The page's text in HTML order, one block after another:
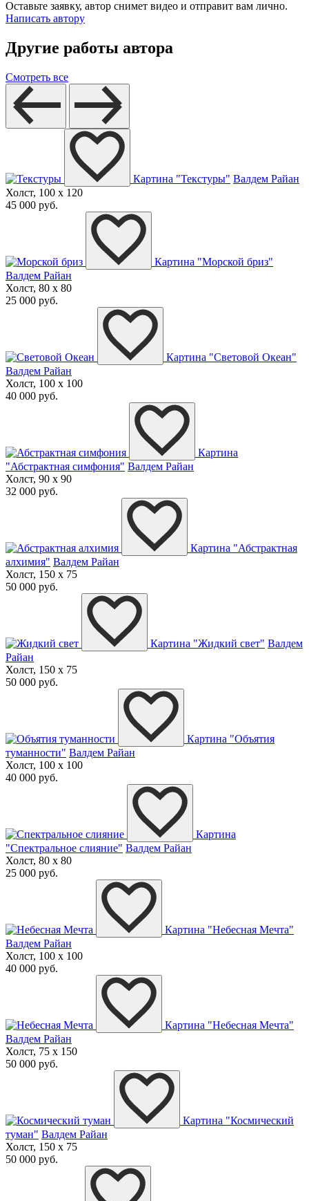
Оставьте заявку, автор снимет видео и отправит вам лично.
Написать автору
Другие работы автора
Смотреть все
Картина "Текстуры" Валдем Райан
Холст, 100 x 120
45 000 руб.
Картина "Морской бриз"
Валдем Райан
Холст, 80 x 80
25 000 руб.
Картина "Световой Океан"
Валдем Райан
Холст, 100 x 100
40 000 руб.
Картина
"Абстрактная симфония" Валдем Райан
Холст, 90 x 90
32 000 руб.
Картина "Абстрактная
алхимия" Валдем Райан
Холст, 150 x 75
50 000 руб.
Картина "Жидкий свет" Валдем
Райан
Холст, 150 x 75
50 000 руб.
Картина "Объятия
туманности" Валдем Райан
Холст, 100 x 100
40 000 руб.
Картина
"Спектральное слияние" Валдем Райан
Холст, 80 x 80
25 000 руб.
Картина "Небесная Мечта"
Валдем Райан
Холст, 100 x 100
40 000 руб.
Картина "Небесная Мечта"
Валдем Райан
Холст, 75 x 150
50 000 руб.
Картина "Космический
туман" Валдем Райан
Холст, 150 x 75
50 000 руб.